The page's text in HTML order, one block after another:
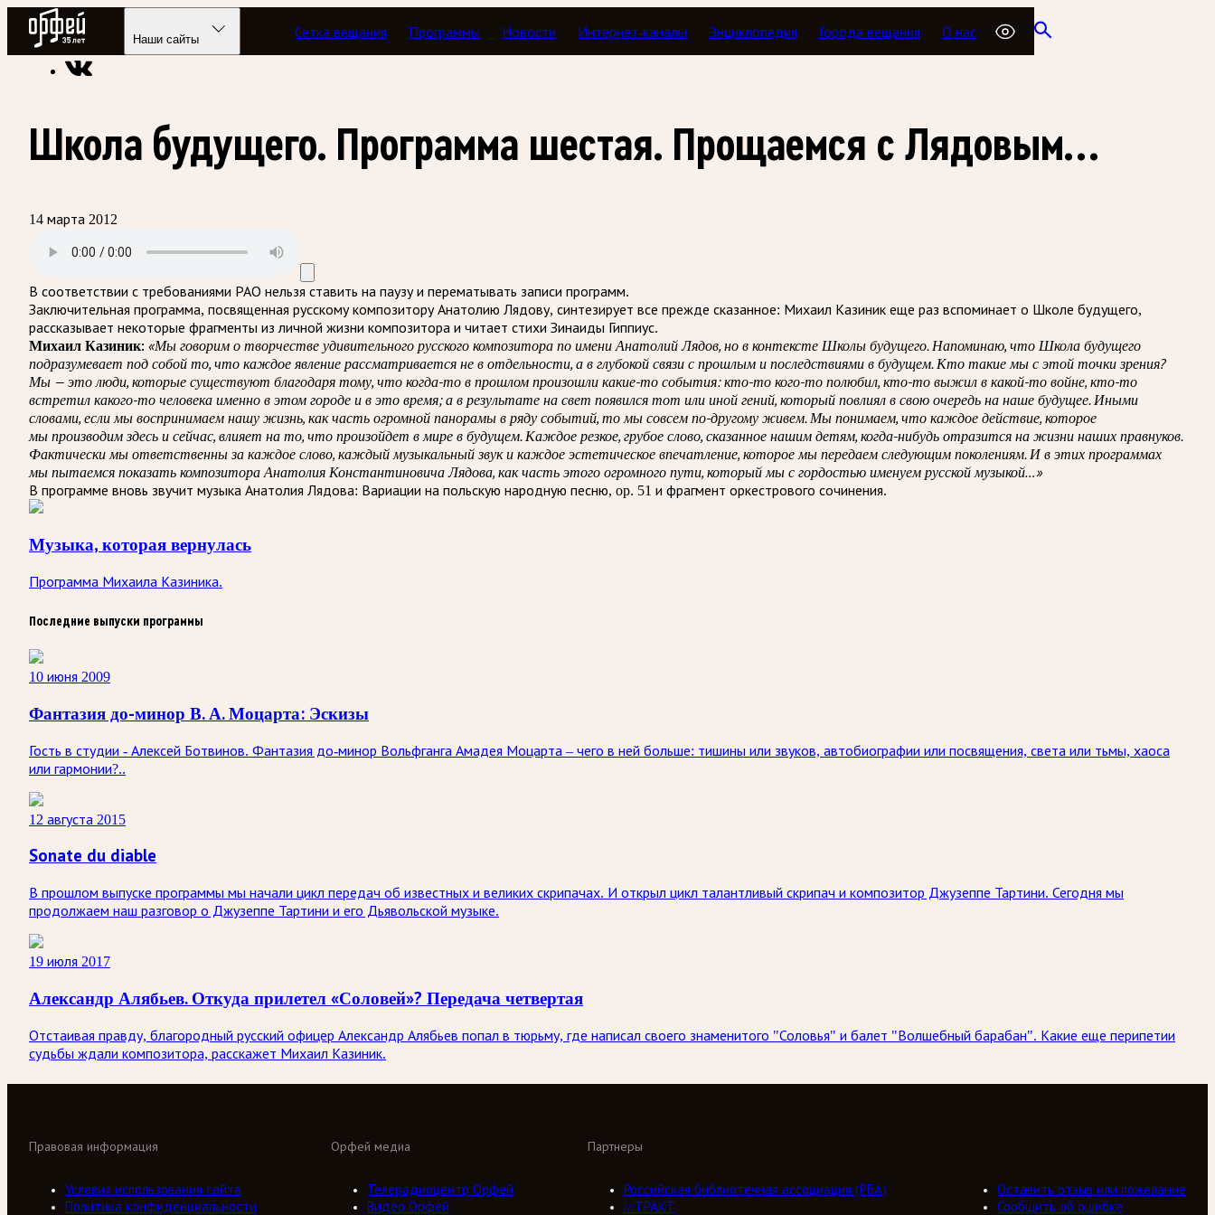
Радио Орфей
Наши сайты Сетка вещания Программы Новости Интернет-каналы Энциклопедия Города вещания О нас
Радио классической музыки «Орфей» Подкасты Музыка, которая вернулась
Школа будущего. Программа шестая. Прощаемся с Лядовым…
14 марта 2012
В соответствии с требованиями РАО нельзя ставить на паузу и перематывать записи программ.
Заключительная программа, посвященная русскому композитору Анатолию Лядову, синтезирует все прежде сказанное: Михаил Казиник еще раз вспоминает о Школе будущего,
рассказывает некоторые фрагменты из личной жизни композитора и читает стихи Зинаиды Гиппиус.
Михаил Казиник: «Мы говорим о творчестве удивительного русского композитора по имени Анатолий Лядов, но в контексте Школы будущего. Напоминаю, что Школа будущего
подразумевает под собой то, что каждое явление рассматривается не в отдельности, а в глубокой связи с прошлым и последствиями в будущем. Кто такие мы с этой точки зрения?
Мы — это люди, которые существуют благодаря тому, что когда-то в прошлом произошли какие-то события: кто-то кого-то полюбил, кто-то выжил в какой-то войне, кто-то
встретил какого-то человека именно в этом городе и в это время; а в результате на свет появился тот или иной гений, который повлиял в свою очередь на наше будущее. Иными
словами, если мы воспринимаем нашу жизнь, как часть огромной панорамы в ряду событий, то мы совсем по-другому живем. Мы понимаем, что каждое действие, которое
мы производим здесь и сейчас, влияет на то, что произойдет в мире в будущем. Каждое резкое, грубое слово, сказанное нашим детям, когда-нибудь отразится на жизни наших правнуков.
Фактически мы ответственны за каждое слово, каждый музыкальный звук и каждое эстетическое впечатление, которое мы передаем следующим поколениям. И в этих программах
мы пытаемся показать композитора Анатолия Константиновича Лядова, как часть этого огромного пути, который мы с гордостью именуем русской музыкой…»
В программе вновь звучит музыка Анатолия Лядова: Вариации на польскую народную песню, op. 51 и фрагмент оркестрового сочинения.
Музыка, которая вернулась
Программа Михаила Казиника.
Последние выпуски программы
10 июня 2009
Фантазия до-минор В. А. Моцарта: Эскизы
Гость в студии - Алексей Ботвинов. Фантазия до-минор Вольфганга Амадея Моцарта – чего в ней больше: тишины или звуков, автобиографии или посвящения, света или тьмы, хаоса
или гармонии?..
12 августа 2015
Sonate du diable
В прошлом выпуске программы мы начали цикл передач об известных и великих скрипачах. И открыл цикл талантливый скрипач и композитор Джузеппе Тартини. Сегодня мы
продолжаем наш разговор о Джузеппе Тартини и его Дьявольской музыке.
19 июля 2017
Александр Алябьев. Откуда прилетел «Соловей»? Передача четвертая
Отстаивая правду, благородный русский офицер Александр Алябьев попал в тюрьму, где написал своего знаменитого "Соловья" и балет "Волшебный барабан". Какие еще перипетии
судьбы ждали композитора, расскажет Михаил Казиник.
Орфей медиа
Телерадиоцентр Орфей
Видео Орфей
Партнеры
Российская библиотечная ассоциация (РБА)
///ТРАКТ
Правовая информация
Условия использования сайта
Политика конфиденциальности
Оставить отзыв или пожелание
Сообщить об ошибке